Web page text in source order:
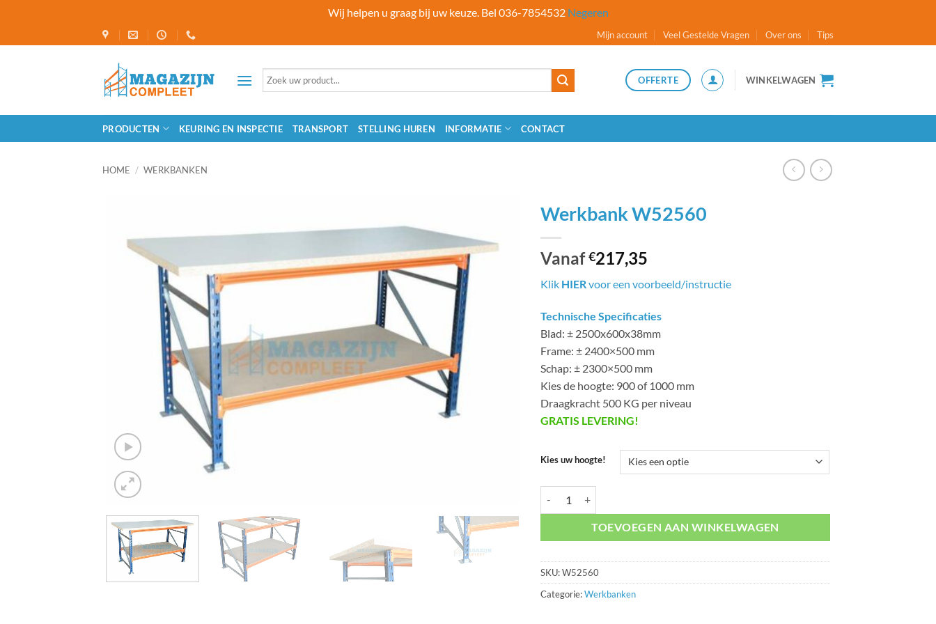
Wij helpen u graag bij uw keuze. Bel 036-7854532 Negeren
naar
Mijn account Veel Gestelde Vragen Over ons Tips
Zoeken
OFFERTE WINKELWAGEN
PRODUCTEN KEURING EN INSPECTIE TRANSPORT STELLING HUREN INFORMATIE CONTACT
HOME / WERKBANKEN
Werkbank W52560
Vanaf€217,35
Klik HIERvoor een voorbeeld/instructie
Technische Specificaties
Blad: ± 2500x600x38mm
Frame: ± 2400×500 mm
Schap: ± 2300×500 mm
Kies de hoogte: 900 of 1000 mm
Draagkracht 500 KG per niveau
GRATIS LEVERING!
Kies uw hoogte!
TOEVOEGEN AAN WINKELWAGEN
SKU:W52560
Categorie:Werkbanken